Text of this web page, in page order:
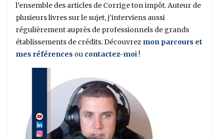
l’ensemble des articles de Corrige ton impôt. Auteur de
plusieurs livres sur le sujet, j’interviens aussi
régulièrement auprès de professionnels de grands
établissements de crédits. Découvrez mon parcours et
mes références ou contactez-moi !